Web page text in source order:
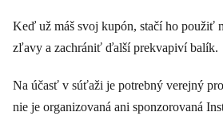
Keď už máš svoj kupón, stačí ho použiť
zľavy a zachrániť ďalší prekvapiví balík.
Na účasť v súťaži je potrebný verejný
nie je organizovaná ani sponzorovaná